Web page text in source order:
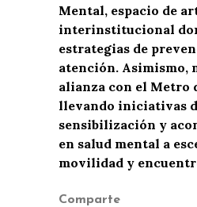
Mental, espacio de
interinstitucional
estrategias de
atención. Asimismo,
alianza con el Metro
llevando iniciativas
sensibilización y
en salud mental a
movilidad y
Comparte